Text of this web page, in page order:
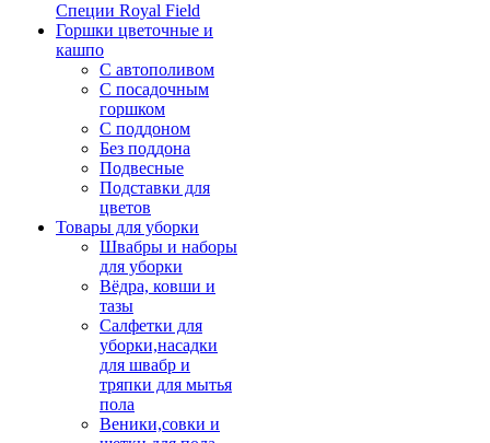
Специи Royal Field
Горшки цветочные и
кашпо
С автополивом
С посадочным
горшком
С поддоном
Без поддона
Подвесные
Подставки для
цветов
Товары для уборки
Швабры и наборы
для уборки
Вёдра, ковши и
тазы
Салфетки для
уборки,насадки
для швабр и
тряпки для мытья
пола
Веники,совки и